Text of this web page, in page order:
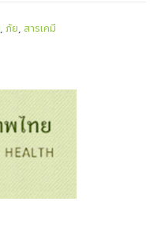
, ภัย, สารเคมี